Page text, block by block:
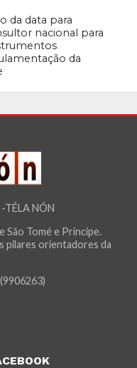
da data para
nacional para
da
TÉLA NÓN
São Tomé e Príncipe.
pilares orientadores da